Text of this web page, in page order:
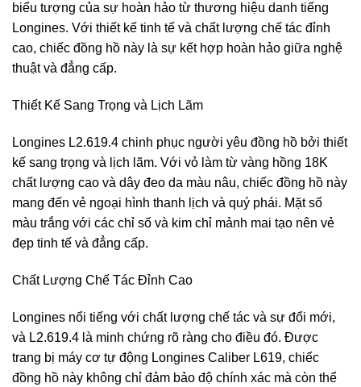
biểu tượng của sự hoàn hảo từ thương hiệu danh tiếng
Longines. Với thiết kế tinh tế và chất lượng chế tác đỉnh
cao, chiếc đồng hồ này là sự kết hợp hoàn hảo giữa nghệ
thuật và đẳng cấp.
Thiết Kế Sang Trọng và Lịch Lãm
Longines L2.619.4 chinh phục người yêu đồng hồ bởi thiết
kế sang trọng và lịch lãm. Với vỏ làm từ vàng hồng 18K
chất lượng cao và dây đeo da màu nâu, chiếc đồng hồ này
mang đến vẻ ngoại hình thanh lịch và quý phái. Mặt số
màu trắng với các chỉ số và kim chỉ mảnh mai tạo nên vẻ
đẹp tinh tế và đẳng cấp.
Chất Lượng Chế Tác Đỉnh Cao
Longines nổi tiếng với chất lượng chế tác và sự đổi mới,
và L2.619.4 là minh chứng rõ ràng cho điều đó. Được
trang bị máy cơ tự động Longines Caliber L619, chiếc
đồng hồ này không chỉ đảm bảo độ chính xác mà còn thể